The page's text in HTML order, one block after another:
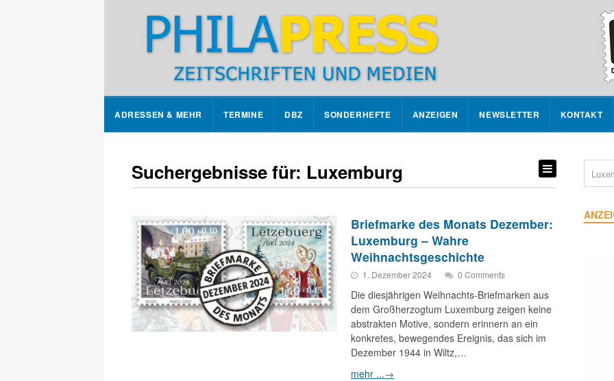
ADRESSEN & MEHR TERMINE DBZ SONDERHEFTE ANZEIGEN NEWSLETTER KONTAKT
Suchergebnisse für: Luxemburg
Briefmarke des Monats Dezember:
Luxemburg – Wahre
Weihnachtsgeschichte
1. Dezember 2024 0 Comments
Die diesjährigen Weihnachts-Briefmarken aus
dem Großherzogtum Luxemburg zeigen keine
abstrakten Motive, sondern erinnern an ein
konkretes, bewegendes Ereignis, das sich im
Dezember 1944 in Wiltz,…
mehr ...→